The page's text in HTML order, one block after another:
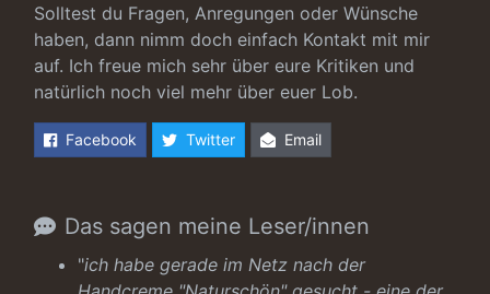
Solltest du Fragen, Anregungen oder Wünsche
haben, dann nimm doch einfach Kontakt mit mir
auf. Ich freue mich sehr über eure Kritiken und
natürlich noch viel mehr über euer Lob.
Facebook Twitter Email
Das sagen meine Leser/innen
"ich habe gerade im Netz nach der